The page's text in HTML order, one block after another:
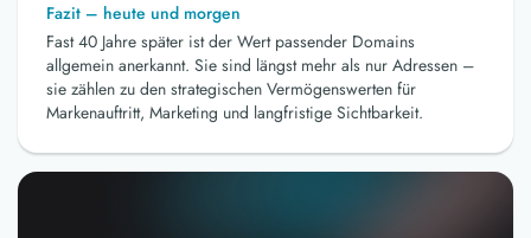
Fazit – heute und morgen
Fast 40 Jahre später ist der Wert passender Domains
allgemein anerkannt. Sie sind längst mehr als nur Adressen –
sie zählen zu den strategischen Vermögenswerten für
Markenauftritt, Marketing und langfristige Sichtbarkeit.